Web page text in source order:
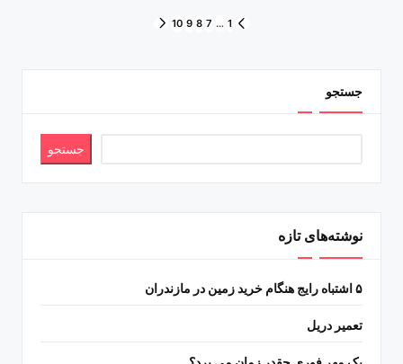
PREVIOUS
1
…
7
8
9
10
جستجو
جستجو
نوشته‌های تازه
۵ اشتباه رایج هنگام خرید زمین در مازندران
تعمیر دریل